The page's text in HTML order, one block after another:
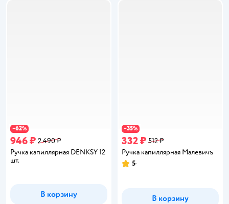
−62%
946 ₽ 2 490 ₽
Ручка капиллярная DENKSY 12
шт.
В корзину
−35%
332 ₽ 512 ₽
Ручка капиллярная Малевичъ
Рейтинг:
5
В корзину